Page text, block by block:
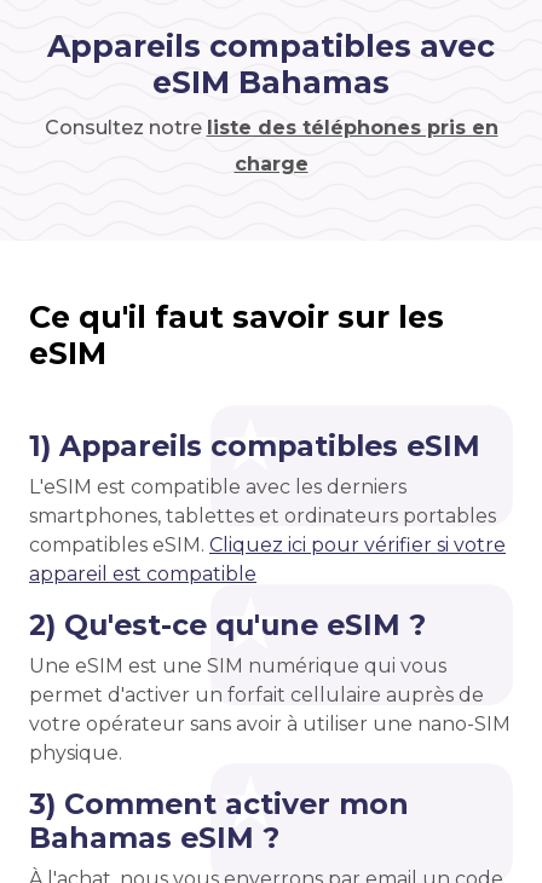
Appareils compatibles avec
eSIM Bahamas
Consultez notre liste des téléphones pris en
charge
Ce qu'il faut savoir sur les
eSIM
1) Appareils compatibles eSIM
L'eSIM est compatible avec les derniers
smartphones, tablettes et ordinateurs portables
compatibles eSIM. Cliquez ici pour vérifier si votre
appareil est compatible
2) Qu'est-ce qu'une eSIM ?
Une eSIM est une SIM numérique qui vous
permet d'activer un forfait cellulaire auprès de
votre opérateur sans avoir à utiliser une nano-SIM
physique.
3) Comment activer mon
Bahamas eSIM ?